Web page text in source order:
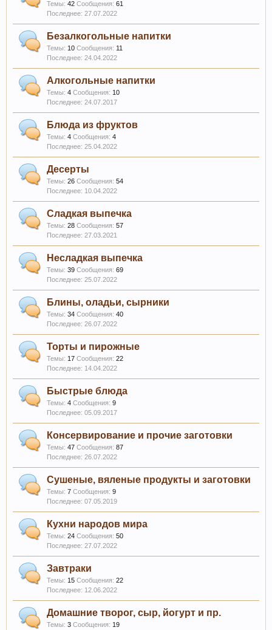
Темы: 42 Сообщения: 61
27.07.2022
Безалкогольные напитки
Темы: 10 Сообщения: 11
24.04.2022
Алкогольные напитки
Темы: 4 Сообщения: 10
24.07.2017
Блюда из фруктов
Темы: 4 Сообщения: 4
25.04.2022
Десерты
Темы: 26 Сообщения: 54
10.04.2022
Сладкая выпечка
Темы: 28 Сообщения: 57
27.03.2021
Несладкая выпечка
Темы: 39 Сообщения: 69
25.07.2022
Блины, оладьи, сырники
Темы: 34 Сообщения: 40
26.07.2022
Торты и пирожные
Темы: 17 Сообщения: 22
14.04.2022
Быстрые блюда
Темы: 4 Сообщения: 9
05.09.2017
Консервирование и прочие заготовки
Темы: 47 Сообщения: 87
26.07.2022
Сушеные, вяленые продукты и заготовки
Темы: 7 Сообщения: 9
07.05.2019
Кухни народов мира
Темы: 24 Сообщения: 50
27.07.2022
Завтраки
Темы: 15 Сообщения: 22
12.06.2022
Домашние творог, сыр, йогурт и пр.
Темы: 3 Сообщения: 19